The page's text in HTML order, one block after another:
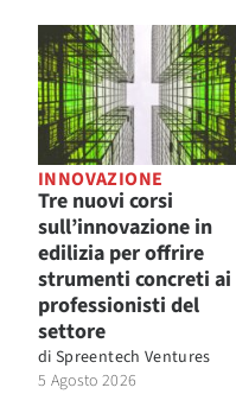
INNOVAZIONE
Tre nuovi corsi
sull’innovazione in
edilizia per offrire
strumenti concreti ai
professionisti del
settore
di Spreentech Ventures
5 Agosto 2026